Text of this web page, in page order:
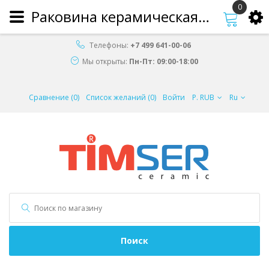
Телефоны: +7 499 641-00-06
Мы открыты: Пн-Пт: 09:00-18:00
Сравнение (0) Список желаний (0) Войти Р. RUB Ru
Поиск
0
Раковина керамическая TS-54100